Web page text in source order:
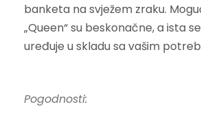
banketa na svježem zraku.
„Queen“ su beskonačne, a ista
uređuje u skladu sa vašim
Pogodnosti: